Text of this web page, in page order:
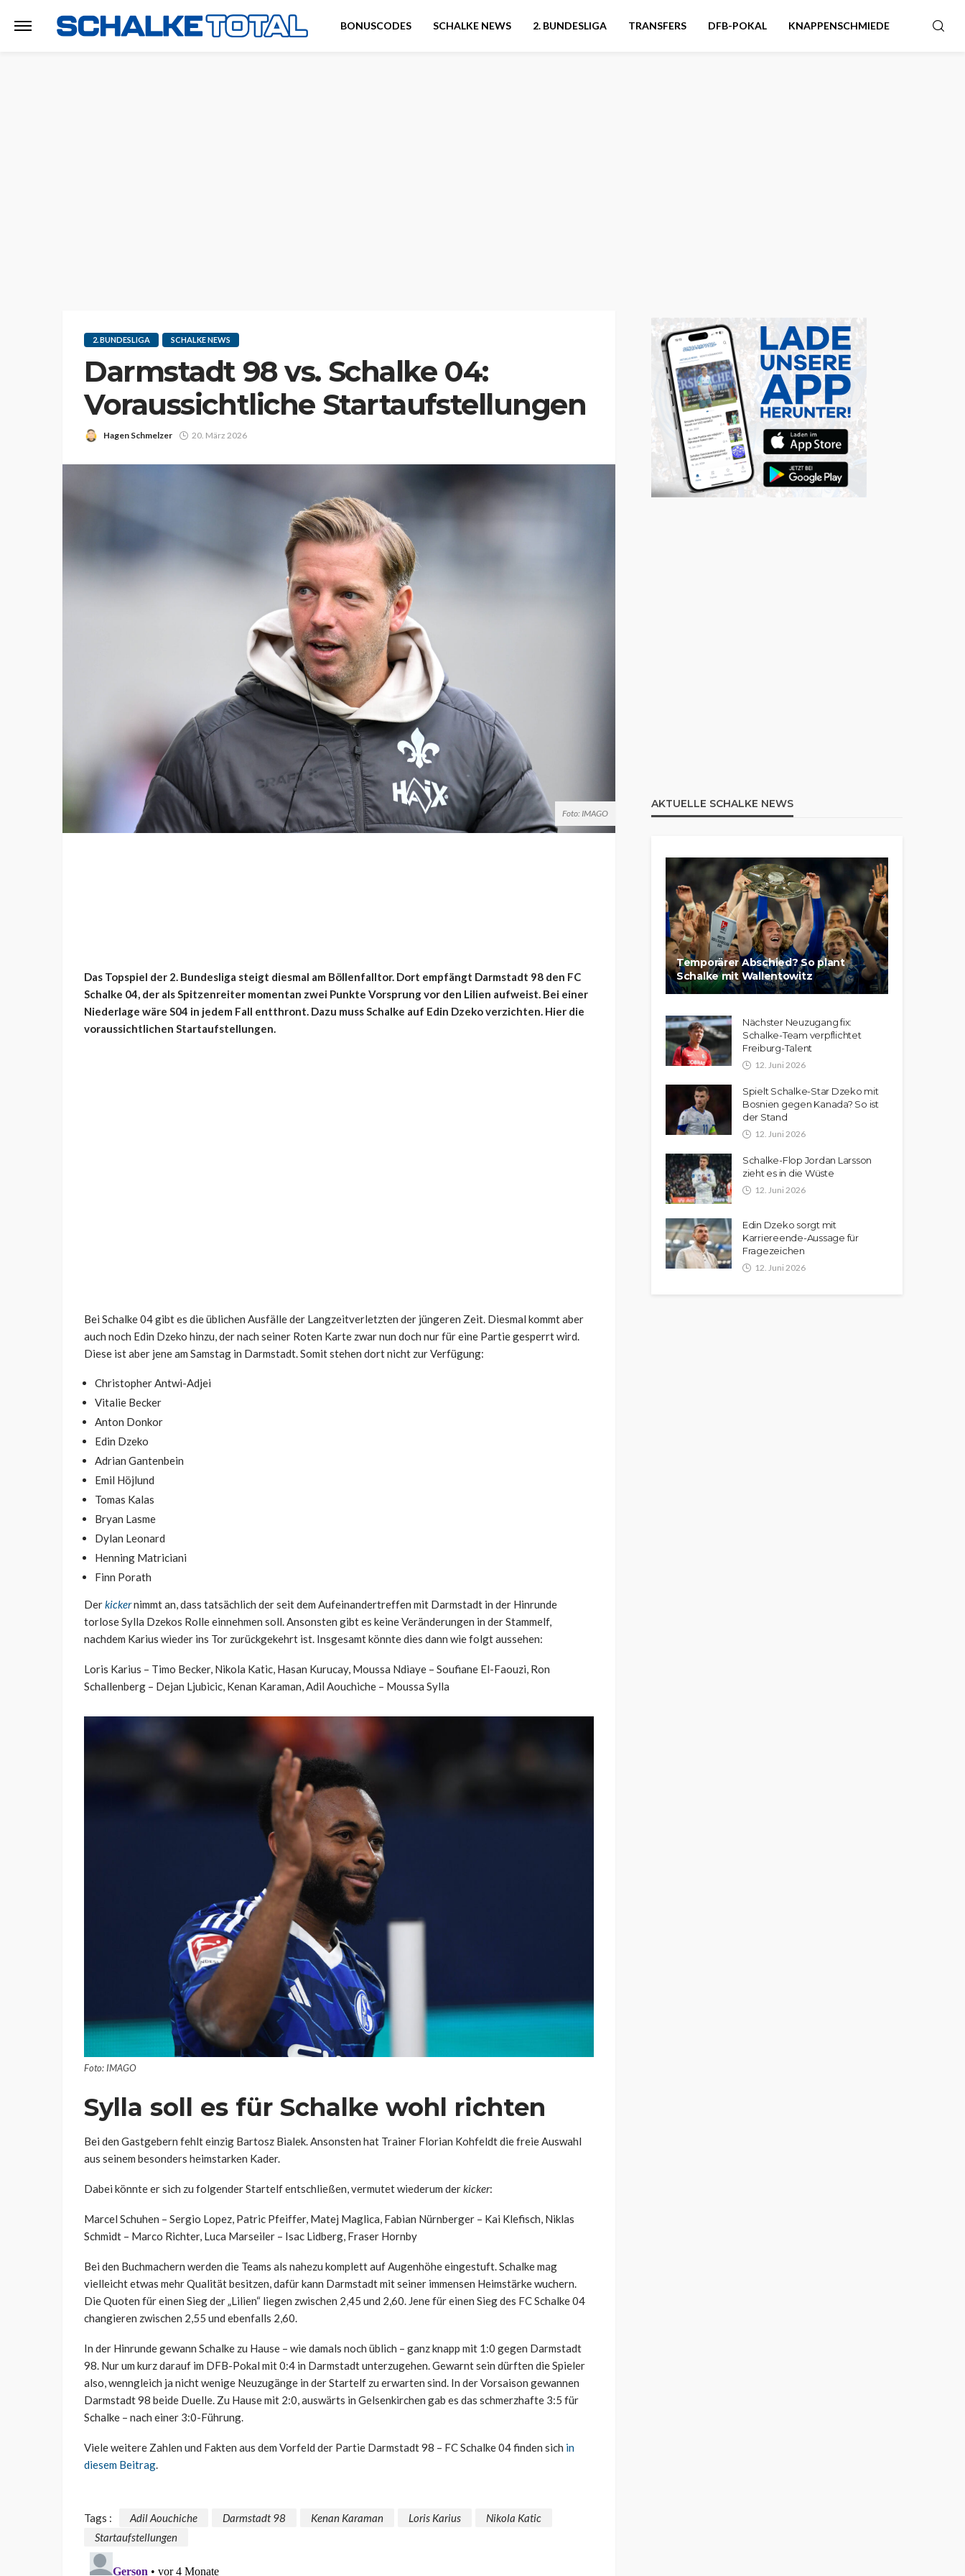
BONUSCODES SCHALKE NEWS 2. BUNDESLIGA TRANSFERS DFB-POKAL KNAPPENSCHMIEDE
2. BUNDESLIGA SCHALKE NEWS
Darmstadt 98 vs. Schalke 04:
Voraussichtliche Startaufstellungen
Hagen Schmelzer 20. März 2026
Foto: IMAGO
Das Topspiel der 2. Bundesliga steigt diesmal am Böllenfalltor. Dort empfängt Darmstadt 98 den FC
Schalke 04, der als Spitzenreiter momentan zwei Punkte Vorsprung vor den Lilien aufweist. Bei einer
Niederlage wäre S04 in jedem Fall entthront. Dazu muss Schalke auf Edin Dzeko verzichten. Hier die
voraussichtlichen Startaufstellungen.
Bei Schalke 04 gibt es die üblichen Ausfälle der Langzeitverletzten der jüngeren Zeit. Diesmal kommt aber
auch noch Edin Dzeko hinzu, der nach seiner Roten Karte zwar nun doch nur für eine Partie gesperrt wird.
Diese ist aber jene am Samstag in Darmstadt. Somit stehen dort nicht zur Verfügung:
Christopher Antwi-Adjei
Vitalie Becker
Anton Donkor
Edin Dzeko
Adrian Gantenbein
Emil Höjlund
Tomas Kalas
Bryan Lasme
Dylan Leonard
Henning Matriciani
Finn Porath
Derkickernimmt an, dass tatsächlich der seit dem Aufeinandertreffen mit Darmstadt in der Hinrunde
torlose Sylla Dzekos Rolle einnehmen soll. Ansonsten gibt es keine Veränderungen in der Stammelf,
nachdem Karius wieder ins Tor zurückgekehrt ist. Insgesamt könnte dies dann wie folgt aussehen:
Loris Karius – Timo Becker, Nikola Katic, Hasan Kurucay, Moussa Ndiaye – Soufiane El-Faouzi, Ron
Schallenberg – Dejan Ljubicic, Kenan Karaman, Adil Aouchiche – Moussa Sylla
Foto: IMAGO
Sylla soll es für Schalke wohl richten
Bei den Gastgebern fehlt einzig Bartosz Bialek. Ansonsten hat Trainer Florian Kohfeldt die freie Auswahl
aus seinem besonders heimstarken Kader.
Dabei könnte er sich zu folgender Startelf entschließen, vermutet wiederum derkicker:
Marcel Schuhen – Sergio Lopez, Patric Pfeiffer, Matej Maglica, Fabian Nürnberger – Kai Klefisch, Niklas
Schmidt – Marco Richter, Luca Marseiler – Isac Lidberg, Fraser Hornby
Bei den Buchmachern werden die Teams als nahezu komplett auf Augenhöhe eingestuft. Schalke mag
vielleicht etwas mehr Qualität besitzen, dafür kann Darmstadt mit seiner immensen Heimstärke wuchern.
Die Quoten für einen Sieg der „Lilien“ liegen zwischen 2,45 und 2,60. Jene für einen Sieg des FC Schalke 04
changieren zwischen 2,55 und ebenfalls 2,60.
In der Hinrunde gewann Schalke zu Hause – wie damals noch üblich – ganz knapp mit 1:0 gegen Darmstadt
98. Nur um kurz darauf im DFB-Pokal mit 0:4 in Darmstadt unterzugehen. Gewarnt sein dürften die Spieler
also, wenngleich ja nicht wenige Neuzugänge in der Startelf zu erwarten sind. In der Vorsaison gewannen
Darmstadt 98 beide Duelle. Zu Hause mit 2:0, auswärts in Gelsenkirchen gab es das schmerzhafte 3:5 für
Schalke – nach einer 3:0-Führung.
Viele weitere Zahlen und Fakten aus dem Vorfeld der Partie Darmstadt 98 – FC Schalke 04 finden sich in
diesem Beitrag.
Tags : Adil Aouchiche Darmstadt 98 Kenan Karaman Loris Karius
Nikola Katic
Startaufstellungen
AKTUELLE SCHALKE NEWS
Temporärer Abschied? So plant
Schalke mit Wallentowitz
Nächster Neuzugang fix:
Schalke-Team verpflichtet
Freiburg-Talent
12. Juni 2026
Spielt Schalke-Star Dzeko mit
Bosnien gegen Kanada? So ist
der Stand
12. Juni 2026
Schalke-Flop Jordan Larsson
zieht es in die Wüste
12. Juni 2026
Edin Dzeko sorgt mit
Karriereende-Aussage für
Fragezeichen
12. Juni 2026